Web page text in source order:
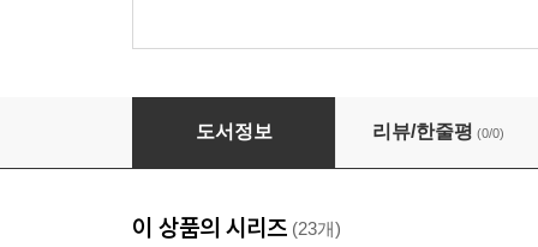
憂國のモリア-ティ 22
도서정보 리뷰/한줄평 (0/0)
이 상품의 시리즈 (23개)